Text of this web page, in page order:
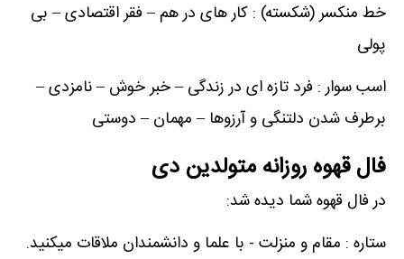
خط منکسر (شکسته) : کار های در هم – فقر اقتصادی – بی
پولی
اسب سوار : فرد تازه ای در زندگی – خبر خوش – نامزدی –
برطرف شدن دلتنگی و آرزوها – مهمان – دوستی
فال قهوه روزانه متولدین دی
در فال قهوه شما دیده شد:
ستاره : مقام و منزلت - با علما و دانشمندان ملاقات میکنید.